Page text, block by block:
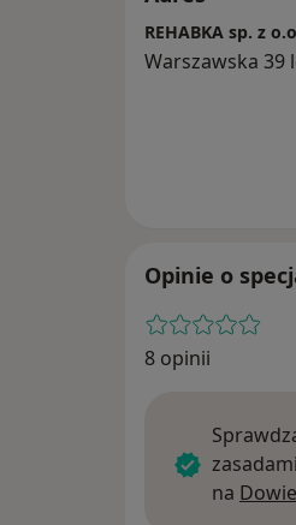
REHABKA sp. z
Warszawska 39
Opinie o
8 opinii
na